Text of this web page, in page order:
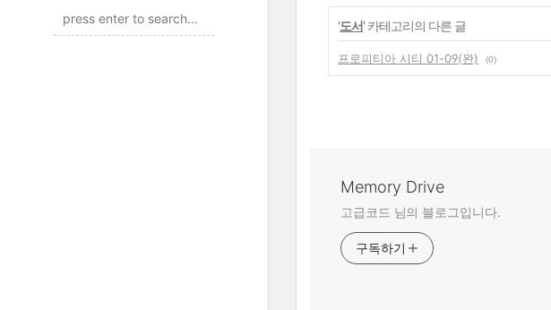
'도서' 카테고리의 다른 글
프로피티아 시티 01-09(완) (0)
Memory Drive
고급코드 님의 블로그입니다.
구독하기